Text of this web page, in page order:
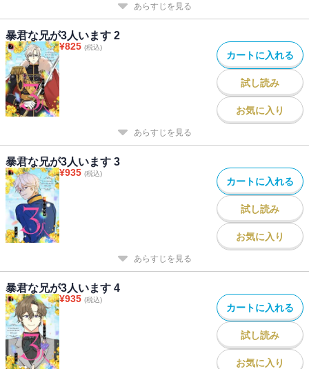
あらすじを見る
暴君な兄が3人います 2
¥825 (税込)
カートに入れる
試し読み
お気に入り
あらすじを見る
暴君な兄が3人います 3
¥935 (税込)
カートに入れる
試し読み
お気に入り
あらすじを見る
暴君な兄が3人います 4
¥935 (税込)
カートに入れる
試し読み
お気に入り